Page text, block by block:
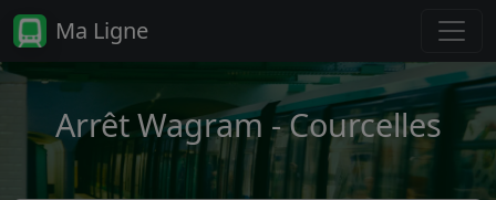
Ma Ligne
Arrêt Wagram - Courcelles